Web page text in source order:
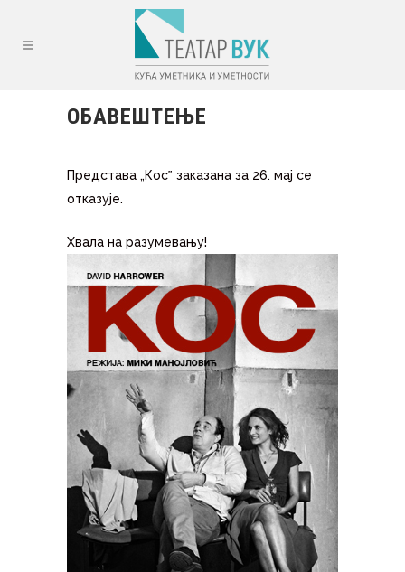
ОБАВЕШТЕЊЕ
Представа „Кос‟ заказана за 26. мај се
отказује.
Хвала на разумевању!